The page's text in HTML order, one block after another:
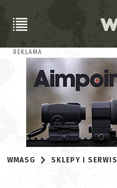
REKLAMA
WMASG SKLEPY I SERWIS